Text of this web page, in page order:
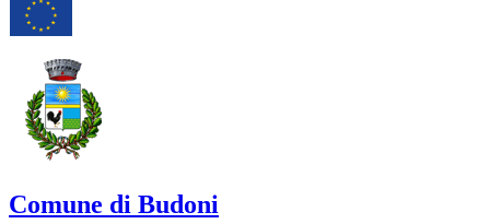
Comune di Budoni